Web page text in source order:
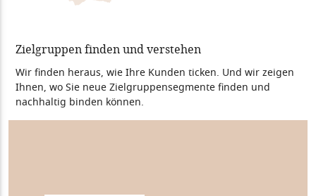
Zielgruppen finden und verstehen
Wir finden heraus, wie Ihre Kunden ticken. Und wir zeigen
Ihnen, wo Sie neue Zielgruppensegmente finden und
nachhaltig binden können.